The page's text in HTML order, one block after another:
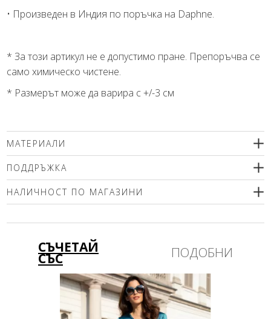
• Произведен в Индия по поръчка на Daphne.
* За този артикул не е допустимо пране. Препоръчва се
само химическо чистене.
* Размерът може да варира с +/-3 см
МАТЕРИАЛИ
ПОДДРЪЖКА
НАЛИЧНОСТ ПО МАГАЗИНИ
СЪЧЕТАЙ
СЪС ПОДОБНИ